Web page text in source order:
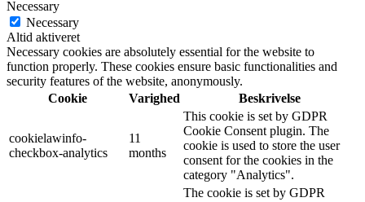
Necessary
Necessary
Altid aktiveret
Necessary cookies are absolutely essential for the website to
function properly. These cookies ensure basic functionalities and
security features of the website, anonymously.
Cookie
Varighed Beskrivelse
cookielawinfo-
checkbox-analytics
11
months
This cookie is set by GDPR
Cookie Consent plugin. The
cookie is used to store the user
consent for the cookies in the
category "Analytics".
The cookie is set by GDPR